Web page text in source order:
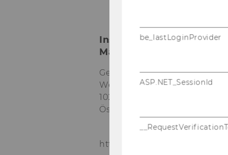
Institut für Marketing-
Management
Gebäude D2, Eingang A, 1.
Welthandelsplatz 1
1020
Österreich
https://www.wu.ac.at/mm/
be_lastLoginProvider
ASP.NET_SessionId